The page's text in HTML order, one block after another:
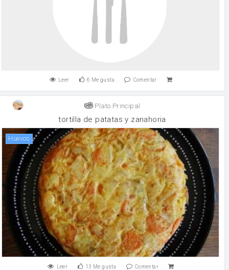
Leer 6 Me gusta Comentar
Plato Principal
tortilla de patatas y zanahoria
huevos
Leer 13 Me gusta Comentar